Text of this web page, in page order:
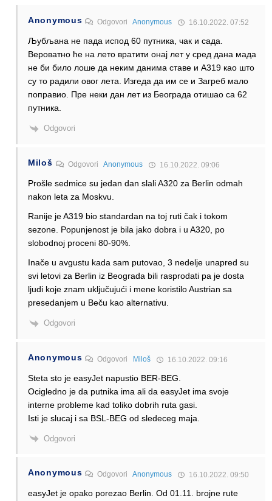
Anonymous OdgovoriAnonymous 16.10.2022. 07:52
Љубљана не пада испод 60 путника, чак и сада.
Вероватно ће на лето вратити онај лет у сред дана мада
не би било лоше да неким данима ставе и А319 као што
су то радили овог лета. Изгеда да им се и Загреб мало
поправио. Пре неки дан лет из Београда отишао са 62
путника.
Odgovori
Miloš Odgovori Anonymous 16.10.2022. 09:06
Prošle sedmice su jedan dan slali A320 za Berlin odmah
nakon leta za Moskvu.
Ranije je A319 bio standardan na toj ruti čak i tokom
sezone. Popunjenost je bila jako dobra i u A320, po
slobodnoj proceni 80-90%.
Inače u avgustu kada sam putovao, 3 nedelje unapred su
svi letovi za Berlin iz Beograda bili rasprodati pa je dosta
ljudi koje znam uključujući i mene koristilo Austrian sa
presedanjem u Beču kao alternativu.
Odgovori
Anonymous Odgovori Miloš 16.10.2022. 09:16
Steta sto je easyJet napustio BER-BEG.
Ocigledno je da putnika ima ali da easyJet ima svoje
interne probleme kad toliko dobrih ruta gasi.
Isti je slucaj i sa BSL-BEG od sledeceg maja.
Odgovori
Anonymous OdgovoriAnonymous 16.10.2022. 09:50
easyJet je opako porezao Berlin. Od 01.11. brojne rute